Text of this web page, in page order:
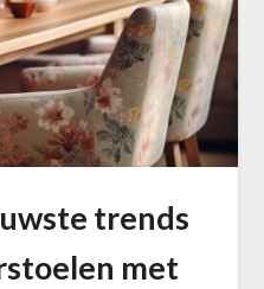
trends
met